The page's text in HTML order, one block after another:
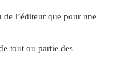
l’éditeur que pour une
tout ou partie des